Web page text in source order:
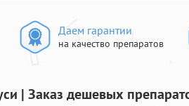
Даем гарантии
на качество препаратов
| Заказ дешевых